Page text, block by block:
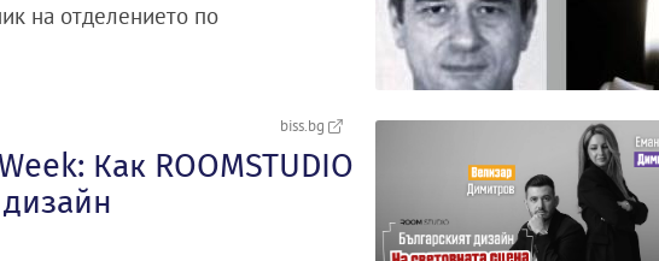
на отделението по
biss.bg
Как ROOMSTUDIO